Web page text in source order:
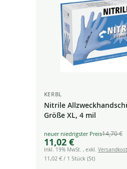
KERBL
Nitrile
Größe XL, 4 mil
Special
Price
11,02 €
14,70 €
Inkl. 19% MwSt. , exkl.
11,02 €/ 1 Stück (St)